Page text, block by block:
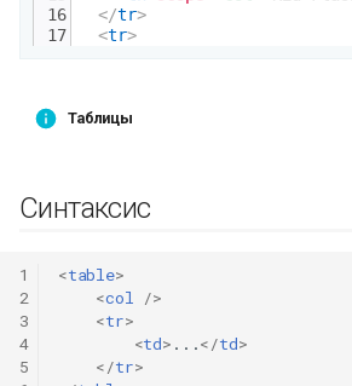
Таблицы
Синтаксис
1
2
3
4
5
<table>
<col />
<tr>
<td> ...</td>
</tr>